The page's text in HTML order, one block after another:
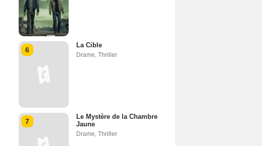
6
La Cible
Drame, Thriller
7
Le Mystère de la Chambre
Jaune
Drame, Thriller